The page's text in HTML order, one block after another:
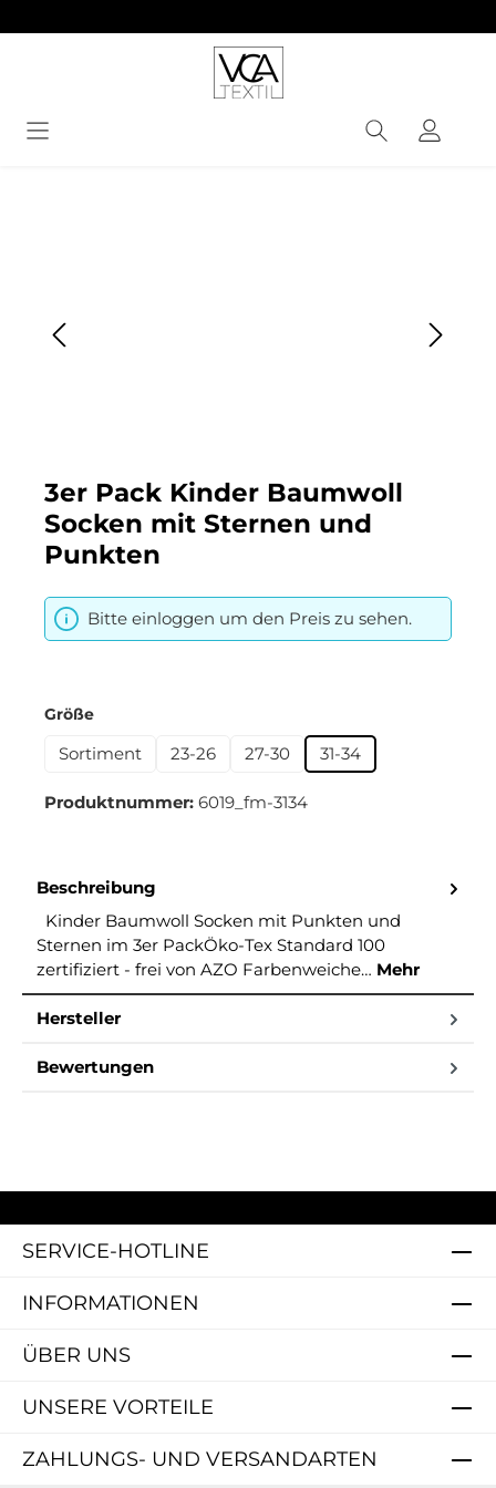
3er Pack Kinder Baumwoll
Socken mit Sternen und
Punkten
Bitte einloggen um den Preis zu sehen.
Größeauswählen
Sortiment 23-26 27-30 31-34
Produktnummer: 6019_fm-3134
Beschreibung
Kinder Baumwoll Socken mit Punkten und
Sternen im 3er PackÖko-Tex Standard 100
zertifiziert - frei von AZO Farbenweiche… Mehr
Hersteller
Bewertungen
SERVICE-HOTLINE
INFORMATIONEN
ZAHLUNGS- UND VERSANDARTEN
ÜBER UNS
UNSERE VORTEILE